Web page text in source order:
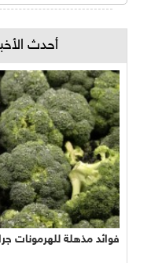
أحدث
فوائد مذهلة للهرمونات